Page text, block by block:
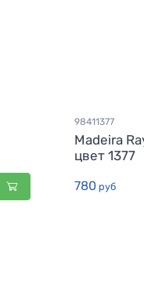
98411377
Madeira
цвет 1377
780руб